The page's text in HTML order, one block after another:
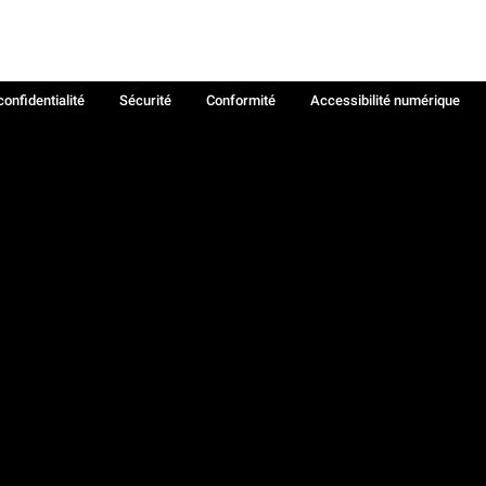
Sécurité Conformité
Accessibilité numérique